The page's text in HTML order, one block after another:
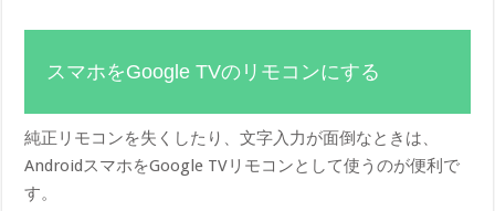
スマホをGoogle TVのリモコンにする
純正リモコンを失くしたり、文字入力が面倒なときは、
AndroidスマホをGoogle TVリモコンとして使うのが便利で
す。